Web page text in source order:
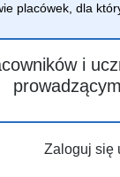
placówek, dla
i
Zaloguj się